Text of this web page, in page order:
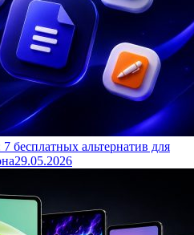
бесплатных альтернатив для
29.05.2026